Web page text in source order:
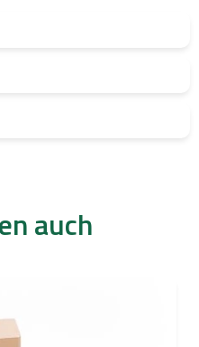
auch